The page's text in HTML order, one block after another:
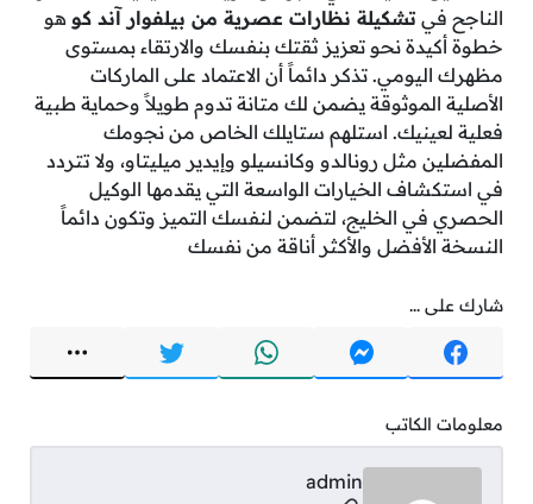
الناجح في تشكيلة نظارات عصرية من بيلفوار آند كو هو
خطوة أكيدة نحو تعزيز ثقتك بنفسك والارتقاء بمستوى
مظهرك اليومي. تذكر دائماً أن الاعتماد على الماركات
الأصلية الموثوقة يضمن لك متانة تدوم طويلاً وحماية طبية
فعلية لعينيك. استلهم ستايلك الخاص من نجومك
المفضلين مثل رونالدو وكانسيلو وإيدير ميليتاو، ولا تتردد
في استكشاف الخيارات الواسعة التي يقدمها الوكيل
الحصري في الخليج، لتضمن لنفسك التميز وتكون دائماً
النسخة الأفضل والأكثر أناقة من نفسك
شارك على ...
معلومات الكاتب
admin